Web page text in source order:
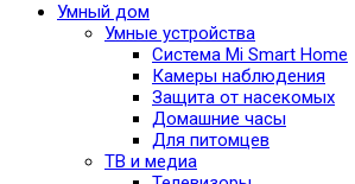
Умный дом
Умные устройства
Система Mi Smart Home
Камеры наблюдения
Защита от насекомых
Домашние часы
Для питомцев
ТВ и медиа